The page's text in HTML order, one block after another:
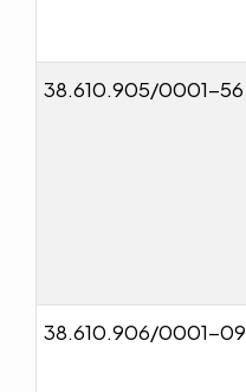
38.610.905/0001-56
38.610.906/0001-09